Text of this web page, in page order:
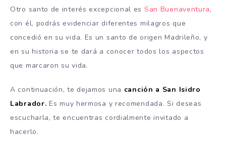
Otro santo de interés excepcional es San Buenaventura,
con él, podrás evidenciar diferentes milagros que
concedió en su vida. Es un santo de origen Madrileño, y
en su historia se te dará a conocer todos los aspectos
que marcaron su vida.
A continuación, te dejamos una canción a San Isidro
Labrador. Es muy hermosa y recomendada. Si deseas
escucharla, te encuentras cordialmente invitado a
hacerlo.